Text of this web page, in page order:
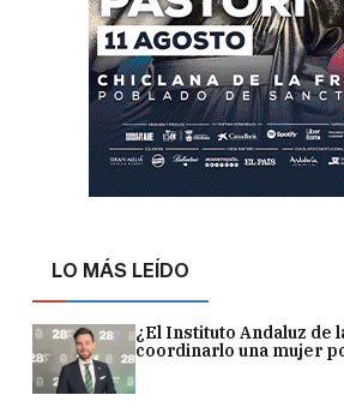
LO MÁS LEÍDO
¿El Instituto Andaluz de
coordinarlo una mujer